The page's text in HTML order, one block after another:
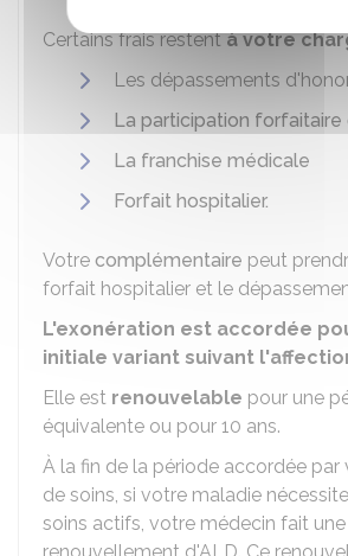
Certains frais restentà votre
Les dépassements
La participation forfaitaire
La franchise médicale
Forfait hospitalier.
Votre complémentaire peut
forfait hospitalier et le
L'exonération est accordée
initiale variant suivant
Elle est renouvelable pour une
équivalente ou pour 10 ans.
À la fin de la période accordée
de soins, si votre maladie
soins actifs, votre médecin fait